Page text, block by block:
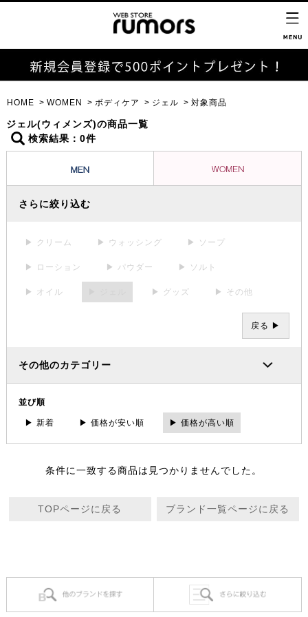
HOME WOMEN ボディケア ジェル 対象商品
ジェル(ウィメンズ)の商品一覧
検索結果：0件
さらに絞り込む
▶ クリーム ▶ ウォッシング ▶ ソープ
▶ ローション ▶ パウダー ▶ ソルト
▶ オイル ▶ グッズ ▶ その他
戻る ▶
その他のカテゴリー
並び順
▶ 新着 ▶ 価格が安い順 ▶ 価格が高い順
条件に一致する商品は見つかりませんでした。
TOPページに戻る ブランド一覧ページに戻る